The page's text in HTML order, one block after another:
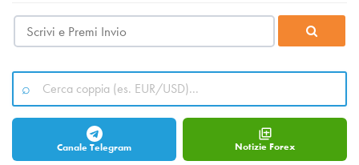
Canale Telegram Notizie Forex